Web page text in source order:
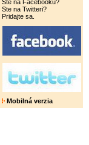
Ste na Facebooku?
Ste na Twitteri?
Pridajte sa.
Mobilná verzia